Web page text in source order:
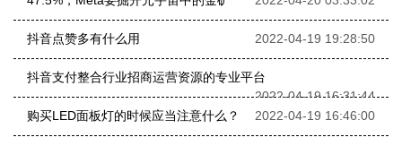
抖音点赞多有什么用 2022-04-19 19:28:50
抖音支付整合行业招商运营资源的专业平台
2022-04-19 16:31:44
购买LED面板灯的时候应当注意什么？
2022-04-19 16:46:00